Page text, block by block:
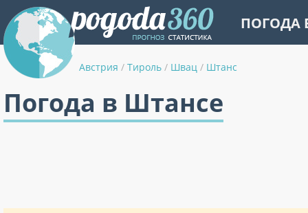
ПОГОДА
Австрия / Тироль / Швац / Штанс
Погода в Штансе